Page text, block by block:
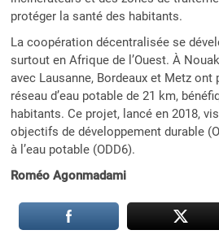
protéger la santé des habitants.
La coopération décentralisée se
surtout en Afrique de l’Ouest. À
avec Lausanne, Bordeaux et Metz ont
réseau d’eau potable de 21 km,
habitants. Ce projet, lancé en 2018,
objectifs de développement durable
à l’eau potable (ODD6).
Roméo Agonmadami